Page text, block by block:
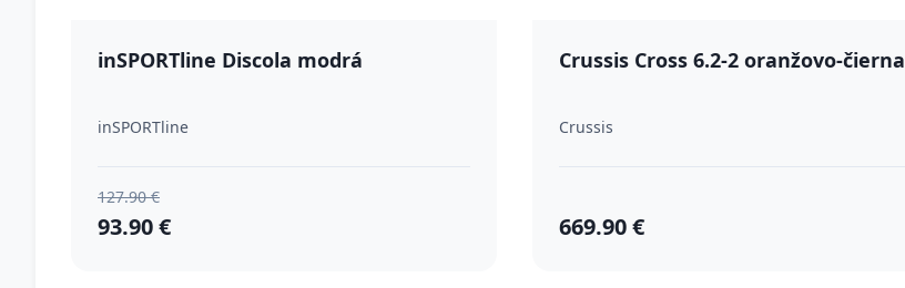
inSPORTline Discola modrá
inSPORTline
127.90 €
93.90 €
Crussis Cross 6.2-2 oranžovo-čierna
Crussis
669.90 €